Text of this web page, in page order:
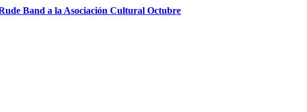
Band a la Asociación Cultural Octubre